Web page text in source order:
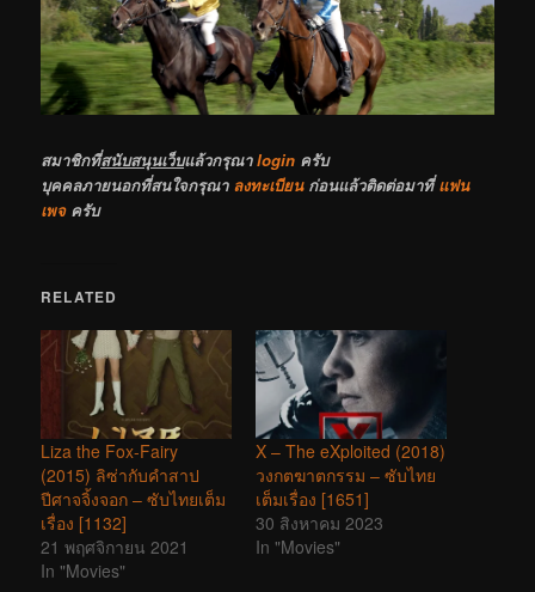
สมาชิกที่สนับสนุนเว็บแล้วกรุณาlogin ครับ
บุคคลภายนอกที่สนใจกรุณา ลงทะเบียนก่อนแล้วติดต่อมาที่แฟน
เพจครับ
RELATED
Liza the Fox-Fairy
(2015) ลิซ่ากับคำสาป
ปีศาจจิ้งจอก – ซับไทยเต็ม
เรื่อง [1132]
21 พฤศจิกายน 2021
In "Movies"
X – The eXploited (2018)
วงกตฆาตกรรม – ซับไทย
เต็มเรื่อง [1651]
30 สิงหาคม 2023
In "Movies"